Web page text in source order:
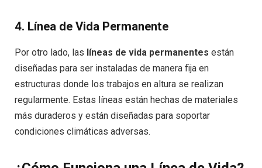
4. Línea de Vida Permanente
Por otro lado, las líneas de vida permanentes están
diseñadas para ser instaladas de manera fija en
estructuras donde los trabajos en altura se realizan
regularmente. Estas líneas están hechas de materiales
más duraderos y están diseñadas para soportar
condiciones climáticas adversas.